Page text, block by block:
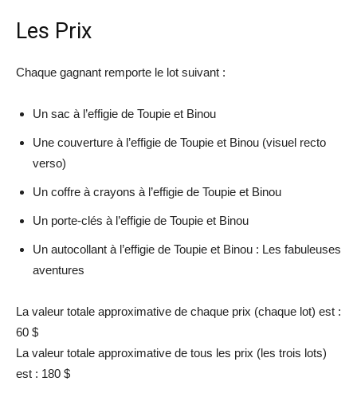
Les Prix
Chaque gagnant remporte le lot suivant :
Un sac à l’effigie de Toupie et Binou
Une couverture à l’effigie de Toupie et Binou (visuel recto
verso)
Un coffre à crayons à l’effigie de Toupie et Binou
Un porte-clés à l’effigie de Toupie et Binou
Un autocollant à l’effigie de Toupie et Binou : Les fabuleuses
aventures
La valeur totale approximative de chaque prix (chaque lot) est :
60 $
La valeur totale approximative de tous les prix (les trois lots)
est : 180 $